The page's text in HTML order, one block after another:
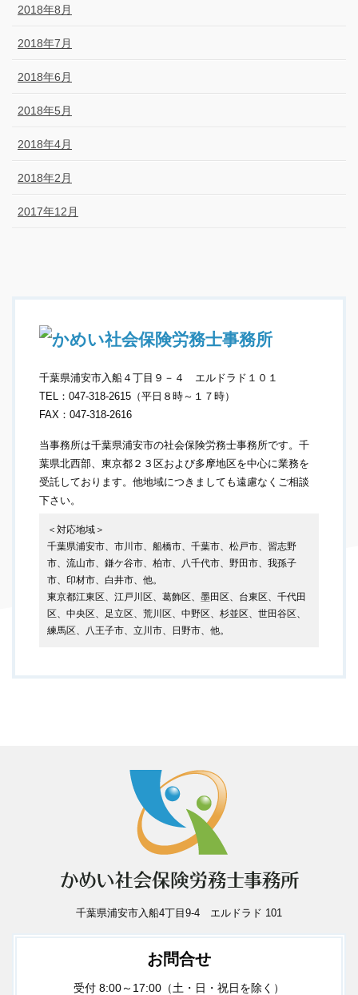
2018年8月
2018年7月
2018年6月
2018年5月
2018年4月
2018年2月
2017年12月
千葉県浦安市入船４丁目９－４ エルドラド１０１
TEL：047-318-2615（平日８時～１７時）
FAX：047-318-2616
当事務所は千葉県浦安市の社会保険労務士事務所です。千
葉県北西部、東京都２３区および多摩地区を中心に業務を
受託しております。他地域につきましても遠慮なくご相談
下さい。
＜対応地域＞
千葉県浦安市、市川市、船橋市、千葉市、松戸市、習志野
市、流山市、鎌ケ谷市、柏市、八千代市、野田市、我孫子
市、印材市、白井市、他。
東京都江東区、江戸川区、葛飾区、墨田区、台東区、千代田
区、中央区、足立区、荒川区、中野区、杉並区、世田谷区、
練馬区、八王子市、立川市、日野市、他。
千葉県浦安市入船4丁目9-4 エルドラド 101
お問合せ
受付 8:00～17:00（土・日・祝日を除く）